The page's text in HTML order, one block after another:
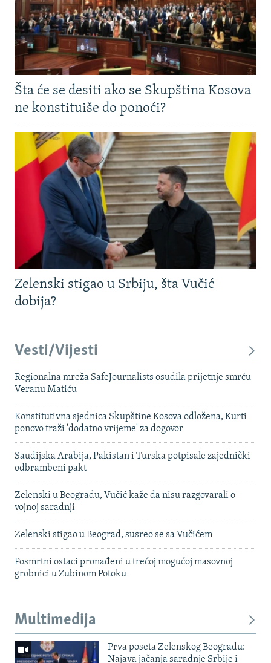
Šta će se desiti ako se Skupština Kosova
ne konstituiše do ponoći?
Zelenski stigao u Srbiju, šta Vučić
dobija?
Vesti/Vijesti
Regionalna mreža SafeJournalists osudila prijetnje smrću
Veranu Matiću
Konstitutivna sjednica Skupštine Kosova odložena, Kurti
ponovo traži 'dodatno vrijeme' za dogovor
Saudijska Arabija, Pakistan i Turska potpisale zajednički
odbrambeni pakt
Zelenski u Beogradu, Vučić kaže da nisu razgovarali o
vojnoj saradnji
Zelenski stigao u Beograd, susreo se sa Vučićem
Posmrtni ostaci pronađeni u trećoj mogućoj masovnoj
grobnici u Zubinom Potoku
Multimedija
Prva poseta Zelenskog Beogradu:
Najava jačanja saradnje Srbije i